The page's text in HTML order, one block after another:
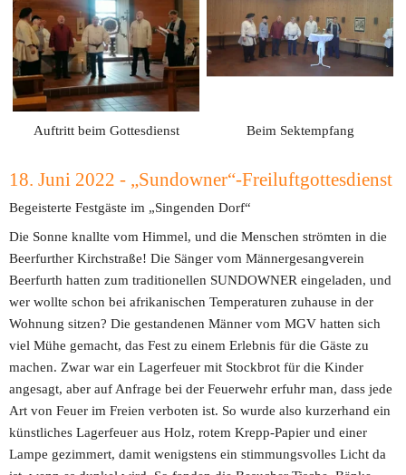
Auftritt beim Gottesdienst Beim Sektempfang
18. Juni 2022 - „Sundowner“-Freiluftgottesdienst
Begeisterte Festgäste im „Singenden Dorf“
Die Sonne knallte vom Himmel, und die Menschen strömten in die
Beerfurther Kirchstraße! Die Sänger vom Männergesangverein
Beerfurth hatten zum traditionellen SUNDOWNER eingeladen, und
wer wollte schon bei afrikanischen Temperaturen zuhause in der
Wohnung sitzen? Die gestandenen Männer vom MGV hatten sich
viel Mühe gemacht, das Fest zu einem Erlebnis für die Gäste zu
machen. Zwar war ein Lagerfeuer mit Stockbrot für die Kinder
angesagt, aber auf Anfrage bei der Feuerwehr erfuhr man, dass jede
Art von Feuer im Freien verboten ist. So wurde also kurzerhand ein
künstliches Lagerfeuer aus Holz, rotem Krepp-Papier und einer
Lampe gezimmert, damit wenigstens ein stimmungsvolles Licht da